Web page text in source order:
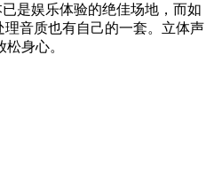
是娱乐体验的绝佳场地，而如
理音质也有自己的一套。立体声
身心。